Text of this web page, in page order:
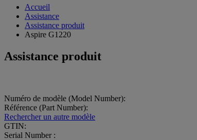
Accueil
Assistance
Assistance produit
Aspire G1220
Assistance produit
Numéro de modèle (Model Number):
Référence (Part Number):
Rechercher un autre modèle
GTIN:
Serial Number :